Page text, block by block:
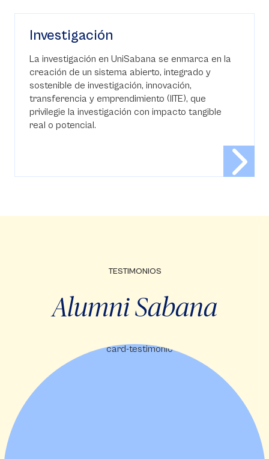
Investigación
La investigación en UniSabana se enmarca en la
creación de un sistema abierto, integrado y
sostenible de investigación, innovación,
transferencia y emprendimiento (IITE), que
privilegie la investigación con impacto tangible
real o potencial.
TESTIMONIOS
Alumni Sabana